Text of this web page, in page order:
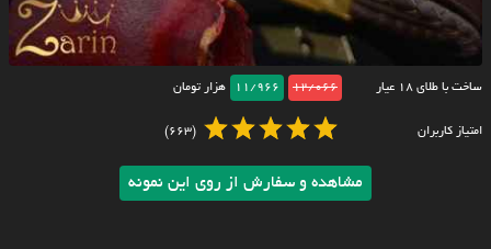
ساخت با طلای ۱۸ عیار 12/066
11/966 هزار تومان
امتیاز کاربران (663)
مشاهده و سفارش از روی این نمونه